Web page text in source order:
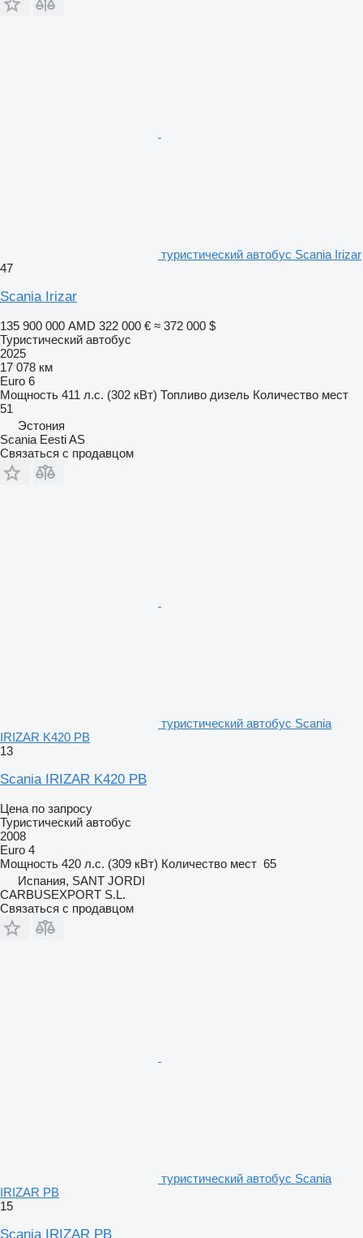
туристический автобус Scania Irizar
47
Scania Irizar
135 900 000 AMD 322 000 € ≈ 372 000 $
Туристический автобус
2025
17 078 км
Euro 6
Мощность 411 л.с. (302 кВт) Топливо дизель Количество мест
51
Эстония
Scania Eesti AS
Связаться с продавцом
туристический автобус Scania
IRIZAR K420 PB
13
Scania IRIZAR K420 PB
Цена по запросу
Туристический автобус
2008
Euro 4
Мощность 420 л.с. (309 кВт) Количество мест 65
Испания, SANT JORDI
CARBUSEXPORT S.L.
Связаться с продавцом
туристический автобус Scania
IRIZAR PB
15
Scania IRIZAR PB